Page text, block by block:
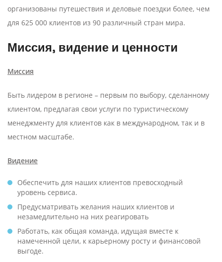
организованы путешествия и деловые поездки более, чем
для 625 000 клиентов из 90 различный стран мира.
Миссия, видение и ценности
Миссия
Быть лидером в регионе – первым по выбору, сделанному
клиентом, предлагая свои услуги по туристическому
менеджменту для клиентов как в международном, так и в
местном масштабе.
Видение
Обеспечить для наших клиентов превосходный
уровень сервиса.
Предусматривать желания наших клиентов и
незамедлительно на них реагировать
Работать, как общая команда, идущая вместе к
намеченной цели, к карьерному росту и финансовой
выгоде.